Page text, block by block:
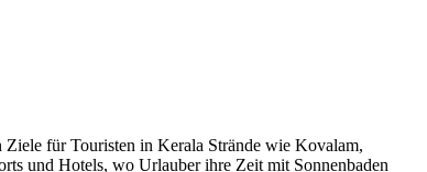
Ziele für Touristen in Kerala Strände wie Kovalam,
und Hotels, wo Urlauber ihre Zeit mit Sonnenbaden